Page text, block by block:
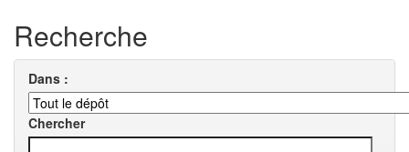
Recherche
Dans :
Chercher